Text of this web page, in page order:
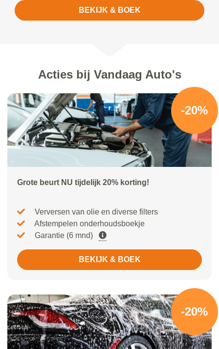
BEKIJK & BOEK
Acties bij Vandaag Auto's
-20%
Grote beurt NU tijdelijk 20% korting!
Verversen van olie en diverse filters
Afstempelen onderhoudsboekje
Garantie (6 mnd)
BEKIJK & BOEK
-20%